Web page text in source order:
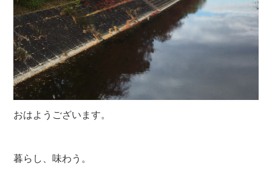
おはようございます。
暮らし、味わう。